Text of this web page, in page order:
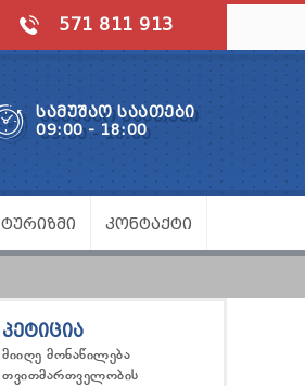
571 811 913
ᲡᲐᲛᲣᲨᲐᲝ ᲡᲐᲐᲗᲔᲑᲘ
09:00 - 18:00
ᲢᲣᲠᲘᲖᲛᲘ ᲙᲝᲜᲢᲐᲥᲢᲘ
ᲞᲔᲢᲘᲪᲘᲐ
მიიღე მონაწილება
თვითმართველობის